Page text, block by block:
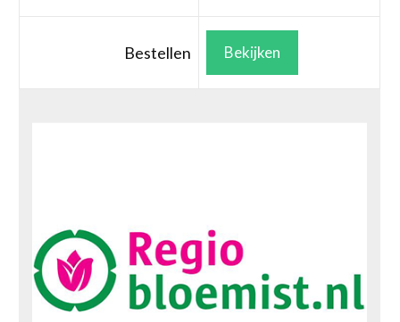
Bestellen Bekijken